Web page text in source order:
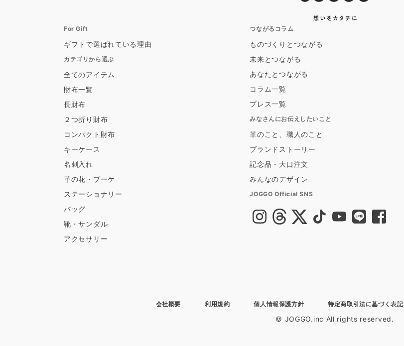
For Gift
ギフトで選ばれている理由
カテゴリから選ぶ
全てのアイテム
財布一覧
長財布
２つ折り財布
コンパクト財布
キーケース
名刺入れ
革の花・ブーケ
ステーショナリー
バッグ
靴・サンダル
アクセサリー
つながるコラム
ものづくりとつながる
未来とつながる
あなたとつながる
コラム一覧
プレス一覧
みなさんにお伝えしたいこと
革のこと、職人のこと
ブランドストーリー
記念品・大口注文
みんなのデザイン
JOGGO Official SNS
会社概要 利用規約 個人情報保護方針 特定商取引法に基づく表記
© JOGGO.inc All rights reserved.